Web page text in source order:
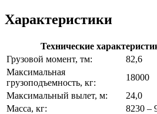
Характеристики
Технические
Грузовой момент, тм:
82,6
Максимальная
грузоподъемность, кг:
18000
Максимальный вылет, м:
24,0
Масса, кг:
8230 –